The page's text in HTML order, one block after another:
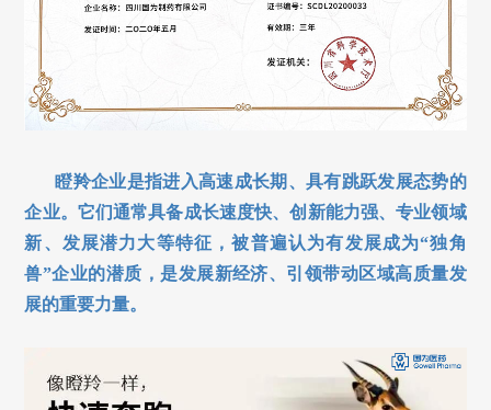
瞪羚企业是指进入高速成长期、具有跳跃发展态势的
企业。它们通常具备成长速度快、创新能力强、专业领域
新、发展潜力大等特征，被普遍认为有发展成为“独角
兽”企业的潜质，是发展新经济、引领带动区域高质量发
展的重要力量。